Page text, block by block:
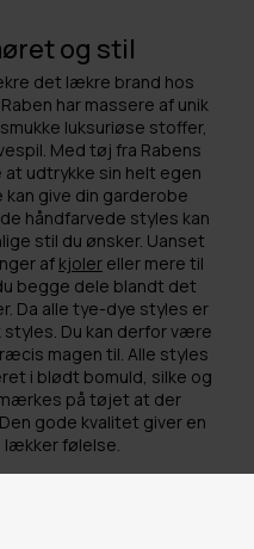
og stil
det lækre brand hos
har massere af unik
luksuriøse stoffer,
Med tøj fra Rabens
udtrykke sin helt egen
give din garderobe
håndfarvede styles kan
stil du ønsker. Uanset
af kjoler eller mere til
begge dele blandt det
Da alle tye-dye styles er
styles. Du kan derfor være
magen til. Alle styles
i blødt bomuld, silke og
på tøjet at der
gode kvalitet giver en
lækker følelse.